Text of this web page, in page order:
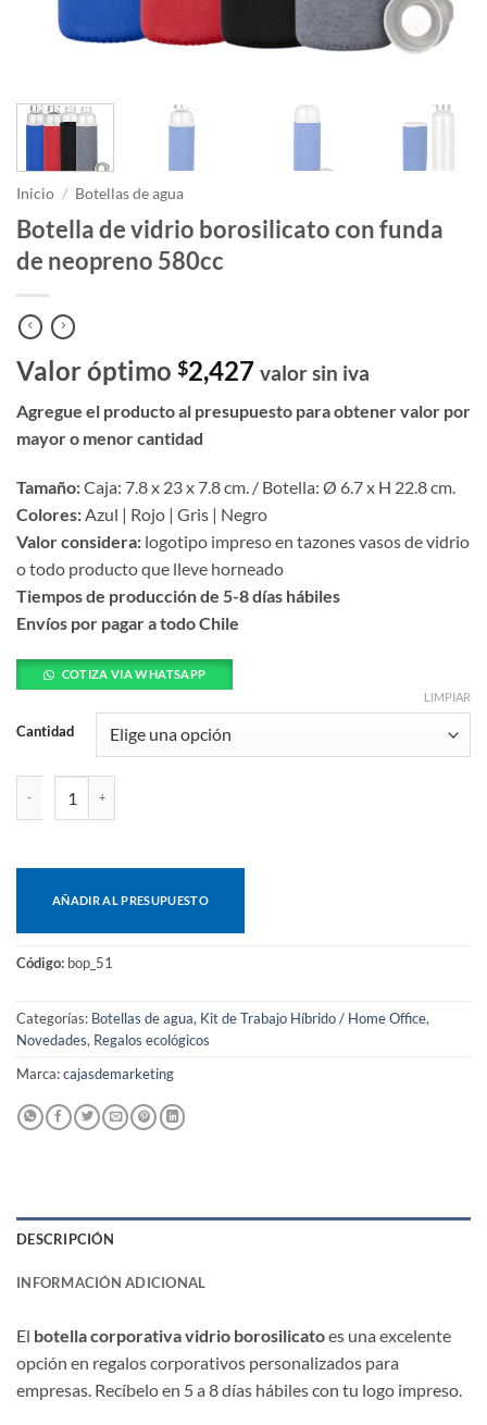
Inicio / Botellas de agua
Botella de vidrio borosilicato con funda
de neopreno 580cc
Valor óptimo $2,427 valor sin iva
Agregue el producto al presupuesto para obtener valor por
mayor o menor cantidad
Tamaño:Caja: 7.8 x 23 x 7.8 cm. / Botella: Ø 6.7 x H 22.8 cm.
Colores:Azul | Rojo | Gris | Negro
Valor considera: logotipo impreso en tazones vasos de vidrio
o todo producto que lleve horneado
Tiempos de producción de 5-8 días hábiles
Envíos por pagar a todo Chile
COTIZA VIA WHATSAPP
Cantidad
LIMPIAR
AÑADIR AL PRESUPUESTO
Código: bop_51
Categorías: Botellas de agua, Kit de Trabajo Híbrido / Home Office,
Novedades, Regalos ecológicos
Marca:cajasdemarketing
DESCRIPCIÓN
INFORMACIÓN ADICIONAL
El botella corporativa vidrio borosilicatoes una excelente
opción en regalos corporativos personalizados para
empresas. Recíbelo en 5 a 8 días hábiles con tu logo impreso.